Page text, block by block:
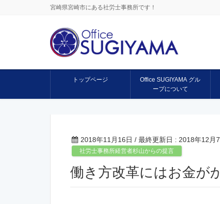
宮崎県宮崎市にある社労士事務所です！
トップページ
Office SUGIYAMA グル
ープについて
2018年11月16日 / 最終更新日 : 2018年12月
社労士事務所経営者杉山からの提言
働き方改革にはお金が